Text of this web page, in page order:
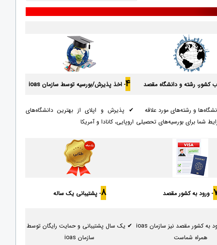
کشور، رشته و دانشگاه مقصد 4- اخذ پذیرش/بورسیه توسط سازمان ioas
و رشته‌های مورد علاقه
شما برای بورسیه‌های تحصیلی
✔ پذیرش و اپلای از بهترین دانشگاه‌های
اروپایی، کانادا و آمریکا
- ورود به کشور مقصد 8- پشتیبانی یک ساله
✔ بعد از ورود به کشور مقصد نیز سازمان ioas
همراه شماست
✔ یک سال پشتیبانی و حمایت رایگان توسط
سازمان ioas